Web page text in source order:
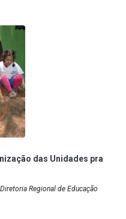
das Unidades pra
Regional de Educação